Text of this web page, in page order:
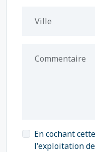
Ville
Commentaire
En cochant
l'exploitation